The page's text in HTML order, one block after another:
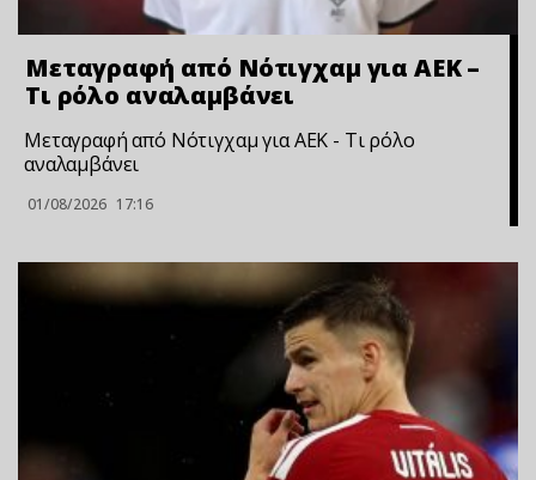
Μεταγραφή από Νότιγχαμ για ΑΕΚ –
Τι ρόλο αναλαμβάνει
Μεταγραφή από Νότιγχαμ για ΑΕΚ - Τι ρόλο
αναλαμβάνει
01/08/2026 17:16